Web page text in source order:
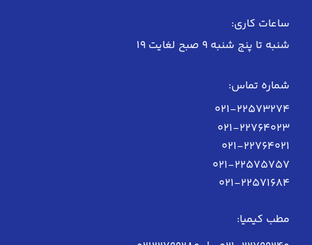
ساعات کاری:
شنبه تا پنج شنبه 9 صبح لغایت 19
شماره تماس:
021-22573274
021-22764023
021-22764021
021-22575757
021-22571684
مطب کیمیا: